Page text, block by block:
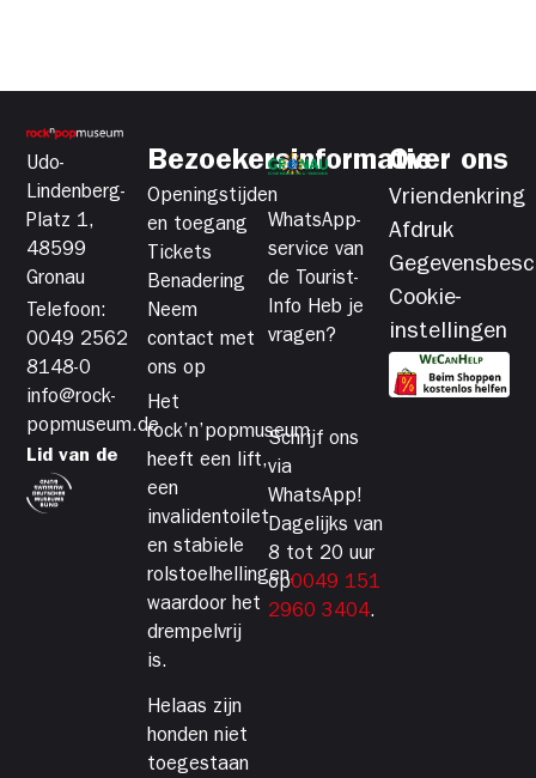
Udo-
Lindenberg-
Platz 1,
48599
Gronau
Telefoon:
0049 2562
8148-0
info@rock-
popmuseum.de
Lid van de
Bezoekersinformatie
Openingstijden
en toegang
Tickets
Benadering
Neem
contact met
ons op
Het
rock’n’popmuseum
heeft een lift,
een
invalidentoilet
en stabiele
rolstoelhellingen,
waardoor het
drempelvrij
is.
Helaas zijn
honden niet
toegestaan
WhatsApp-
service van
de Tourist-
Info Heb je
vragen?
Schrijf ons
via
WhatsApp!
Dagelijks van
8 tot 20 uur
op0049 151
2960 3404.
Over ons
Vriendenkring
Afdruk
Cookie-
instellingen